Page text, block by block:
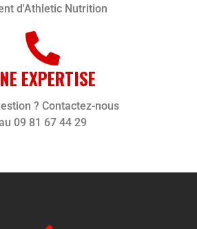
d'Athletic Nutrition
EXPERTISE
? Contactez-nous
09 81 67 44 29